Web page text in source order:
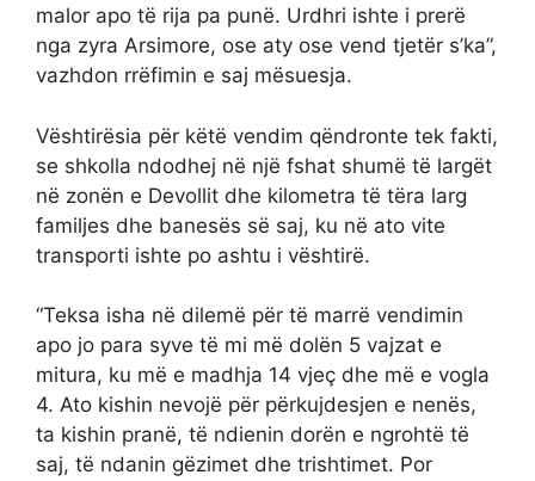
malor apo të rija pa punë. Urdhri ishte i prerë
nga zyra Arsimore, ose aty ose vend tjetër s’ka”,
vazhdon rrëfimin e saj mësuesja.
Vështirësia për këtë vendim qëndronte tek fakti,
se shkolla ndodhej në një fshat shumë të largët
në zonën e Devollit dhe kilometra të tëra larg
familjes dhe banesës së saj, ku në ato vite
transporti ishte po ashtu i vështirë.
“Teksa isha në dilemë për të marrë vendimin
apo jo para syve të mi më dolën 5 vajzat e
mitura, ku më e madhja 14 vjeç dhe më e vogla
4. Ato kishin nevojë për përkujdesjen e nenës,
ta kishin pranë, të ndienin dorën e ngrohtë të
saj, të ndanin gëzimet dhe trishtimet. Por